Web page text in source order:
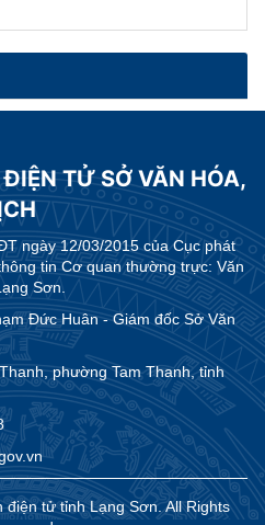
TỬ SỞ VĂN HÓA,
ngày 12/03/2015 của Cục phát
tin Cơ quan thường trực: Văn
Sơn.
Đức Huân - Giám đốc Sở Văn
phường Tam Thanh, tỉnh
tử tỉnh Lạng Sơn. All Rights